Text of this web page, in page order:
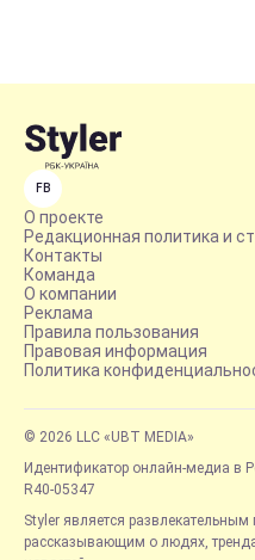
FB
О проекте
Редакционная политика и
Контакты
Команда
О компании
Реклама
Правила пользования
Правовая информация
Политика
© 2026 LLC «UBT MEDIA»
Идентификатор онлайн-медиа в
R40-05347
Styler является
рассказывающим о людях,